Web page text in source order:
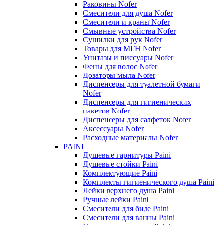
Раковины Nofer
Смесители для душа Nofer
Смесители и краны Nofer
Смывные устройства Nofer
Сушилки для рук Nofer
Товары для МГН Nofer
Унитазы и писсуары Nofer
Фены для волос Nofer
Дозаторы мыла Nofer
Диспенсеры для туалетной бумаги
Nofer
Диспенсеры для гигиенических
пакетов Nofer
Диспенсеры для салфеток Nofer
Аксессуары Nofer
Расходные материалы Nofer
PAINI
Душевые гарнитуры Paini
Душевые стойки Paini
Комплектующие Paini
Комплекты гигиенического душа Paini
Лейки верхнего душа Paini
Ручные лейки Paini
Смесители для биде Paini
Смесители для ванны Paini